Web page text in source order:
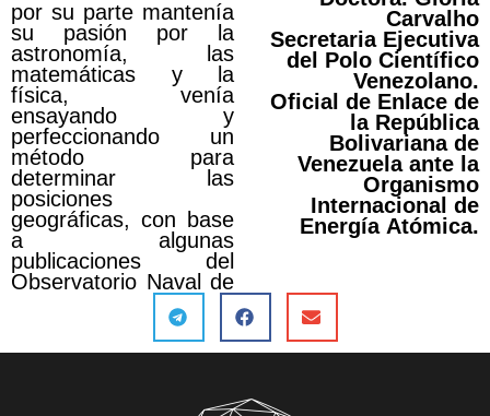
por su parte mantenía
su pasión por la
astronomía, las
matemáticas y la
física, venía
ensayando y
perfeccionando un
método para
determinar las
posiciones
geográficas, con base
a algunas
publicaciones del
Observatorio Naval de
Carvalho
Secretaria Ejecutiva
del Polo Científico
Venezolano.
Oficial de Enlace de
la República
Bolivariana de
Venezuela ante la
Organismo
Internacional de
Energía Atómica.